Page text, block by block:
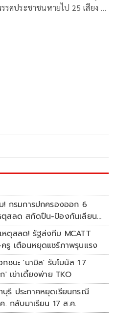
คประชาชนหายไป 25 เสียง ยิ่ง
! กรมการปกครองออก 6
ตุสลด สกัดปืน-ป้องกันเลียน
หตุสลด! รัฐส่งทีม MCATT
รู เตือนหยุดแชร์ภาพรุนแรง
ชนะ 'นาบิล' รับโบนัส 1.7
' เข่าเดี้ยงพ่าย TKO
รี ประกาศหยุดเรียนกรณี
. กลับมาเรียน 17 ส.ค.